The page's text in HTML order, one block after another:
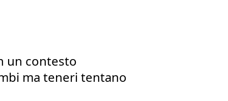
un contesto
ma teneri tentano